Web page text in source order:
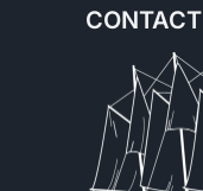
CONTACT